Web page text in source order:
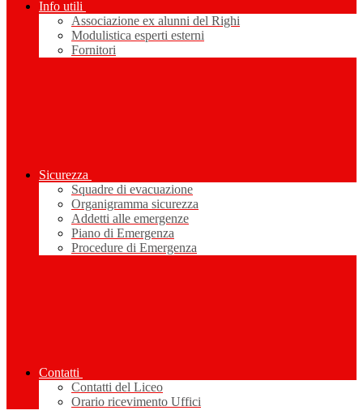
Info utili
Associazione ex alunni del Righi
Modulistica esperti esterni
Fornitori
Sicurezza
Squadre di evacuazione
Organigramma sicurezza
Addetti alle emergenze
Piano di Emergenza
Procedure di Emergenza
Contatti
Contatti del Liceo
Orario ricevimento Uffici